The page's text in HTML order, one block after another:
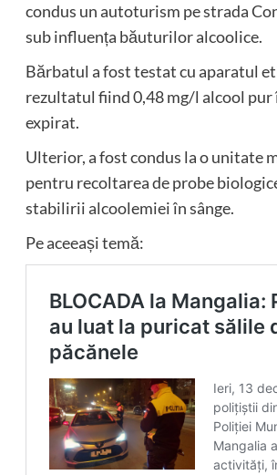
condus un autoturism pe strada
sub influența băuturilor alcoolice.
Bărbatul a fost testat cu aparatul
rezultatul fiind 0,48 mg/l alcool pur
expirat.
Ulterior, a fost condus la o unitate
pentru recoltarea de probe
stabilirii alcoolemiei în sânge.
Pe aceeași temă: